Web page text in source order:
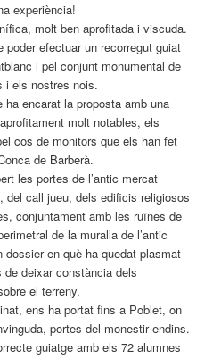
experiència!
molt ben aprofitada i viscuda.
efectuar un recorregut guiat
i pel conjunt monumental de
i els nostres nois.
ha encarat la proposta amb una
molt notables, els
cos de monitors que els han fet
de Barberà.
les portes de l’antic mercat
del call jueu, dels edificis religiosos
conjuntament amb les ruïnes de
de la muralla de l’antic
dossier en què ha quedat plasmat
deixar constància dels
el terreny.
ens ha portat fins a Poblet, on
portes del monestir endins.
guiatge amb els 72 alumnes